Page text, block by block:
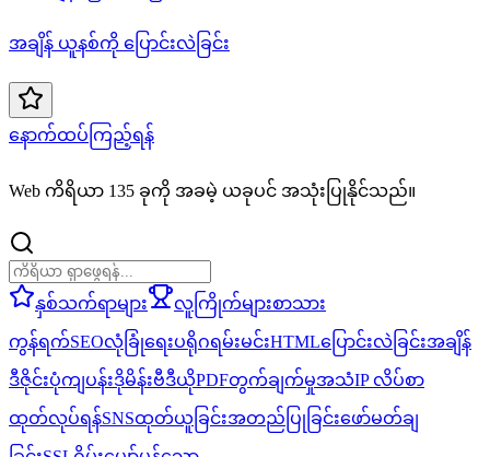
အချိန် ယူနစ်ကို ပြောင်းလဲခြင်း
နောက်ထပ်ကြည့်ရန်
Web ကိရိယာ 135 ခုကို အခမဲ့ ယခုပင် အသုံးပြုနိုင်သည်။
နှစ်သက်ရာများ လူကြိုက်များစာသား
ကွန်ရက်SEOလုံခြုံရေးပရိုဂရမ်းမင်းHTMLပြောင်းလဲခြင်းအချိန်
ဒီဇိုင်းပုံကျပန်းဒိုမိန်းဗီဒီယိုPDFတွက်ချက်မှုအသံIP လိပ်စာ
ထုတ်လုပ်ရန်SNSထုတ်ယူခြင်းအတည်ပြုခြင်းဖော်မတ်ချ